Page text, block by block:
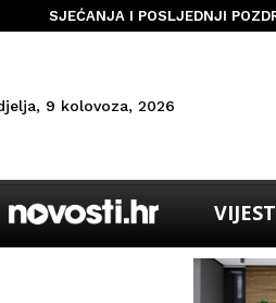
SJEĆANJA I POSLJEDNJI
9 kolovoza, 2026